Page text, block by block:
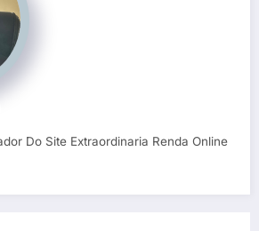
Do Site Extraordinaria Renda Online